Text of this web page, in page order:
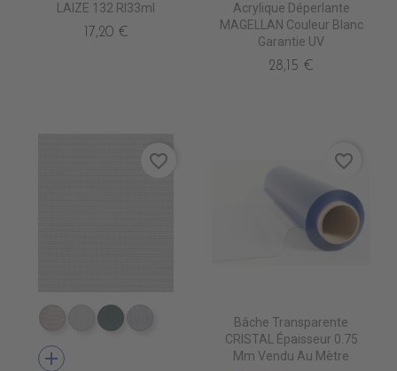
LAIZE 132 Rl33ml
17,20 €
Acrylique Déperlante
MAGELLAN Couleur Blanc
Garantie UV
28,15 €
DB0209 QUELCY
DB5001 BLANC
DB5003 ACIER
add
favorite_border
Bâche Transparente
CRISTAL Épaisseur 0.75
Mm Vendu Au Mètre
favorite_border